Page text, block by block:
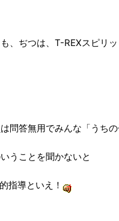
、ぢつは、T-REXスピリ
問答無用でみんな「うちの
うことを聞かないと
指導といえ！